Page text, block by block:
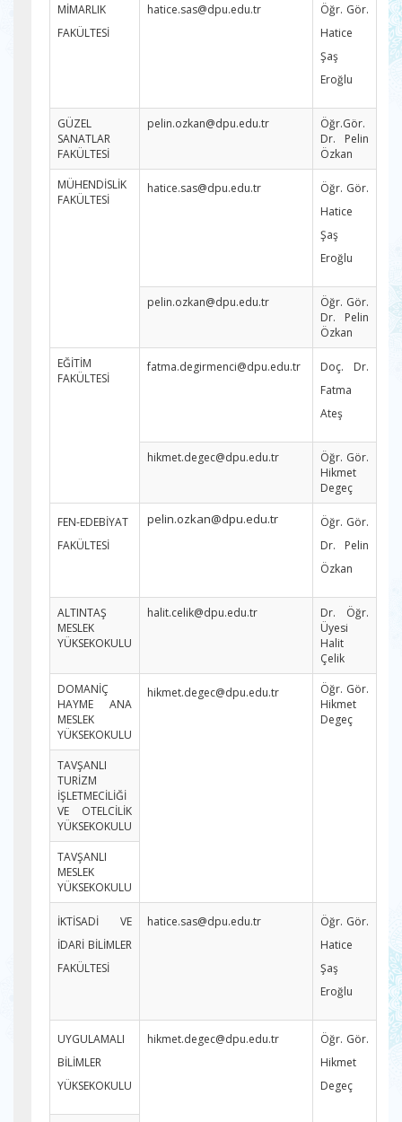
MİMARLIK
FAKÜLTESİ
hatice.sas@dpu.edu.tr
Öğr. Gör.
Hatice
Şaş
Eroğlu
GÜZEL
SANATLAR
FAKÜLTESİ
pelin.ozkan@dpu.edu.tr
Öğr.Gör.
Dr. Pelin
Özkan
MÜHENDİSLİK
FAKÜLTESİ
hatice.sas@dpu.edu.tr
Öğr. Gör.
Hatice
Şaş
Eroğlu
pelin.ozkan@dpu.edu.tr
Öğr. Gör.
Dr. Pelin
Özkan
EĞİTİM
FAKÜLTESİ
fatma.degirmenci@dpu.edu.tr
Doç. Dr.
Fatma
Ateş
hikmet.degec@dpu.edu.tr
Öğr. Gör.
Hikmet
Degeç
FEN-EDEBİYAT
FAKÜLTESİ
pelin.ozkan@dpu.edu.tr
Öğr. Gör.
Dr. Pelin
Özkan
ALTINTAŞ
MESLEK
YÜKSEKOKULU
halit.celik@dpu.edu.tr
Dr. Öğr.
Üyesi
Halit
Çelik
DOMANİÇ
HAYME ANA
MESLEK
YÜKSEKOKULU
hikmet.degec@dpu.edu.tr
Öğr. Gör.
Hikmet
Degeç
TAVŞANLI
TURİZM
İŞLETMECİLİĞİ
VE OTELCİLİK
YÜKSEKOKULU
TAVŞANLI
MESLEK
YÜKSEKOKULU
İKTİSADİ VE
İDARİ BİLİMLER
FAKÜLTESİ
hatice.sas@dpu.edu.tr
Öğr. Gör.
Hatice
Şaş
Eroğlu
UYGULAMALI
BİLİMLER
YÜKSEKOKULU
hikmet.degec@dpu.edu.tr
Öğr. Gör.
Hikmet
Degeç